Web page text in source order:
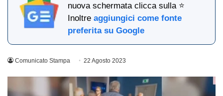
nuova schermata clicca sulla ⭐
Inoltreaggiungici come fonte
preferita su Google
Comunicato Stampa 22 Agosto 2023